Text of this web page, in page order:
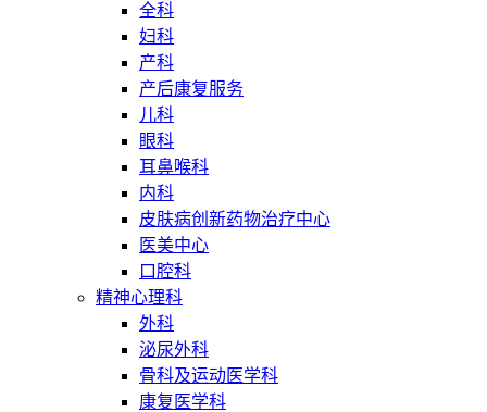
全科
妇科
产科
产后康复服务
儿科
眼科
耳鼻喉科
内科
皮肤病创新药物治疗中心
医美中心
口腔科
精神心理科
外科
泌尿外科
骨科及运动医学科
康复医学科